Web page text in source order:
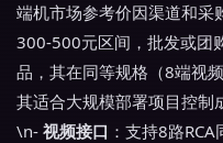
端机市场参考价因渠道和采
300-500元区间，批发或团
品，其在同等规格（8端视
其适合大规模部署项目控
\n- 视频接口 ：支持8路